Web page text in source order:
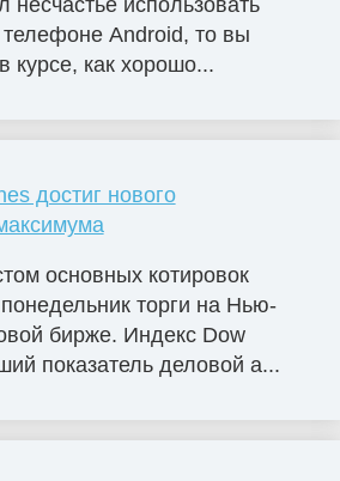
Android, то вы
курсе, как хорошо...
достиг нового
основных котировок
торги на Нью-
бирже. Индекс Dow
показатель деловой а...